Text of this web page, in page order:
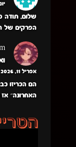
יוני
שלום, תודה
הפרקים של
אפריל 11, 2026
הם הכריזו
האחרונה״